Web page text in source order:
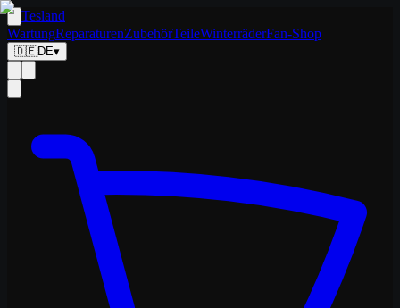
Tesland
WartungReparaturenZubehörTeileWinterräderFan-Shop
🇩🇪DE▾